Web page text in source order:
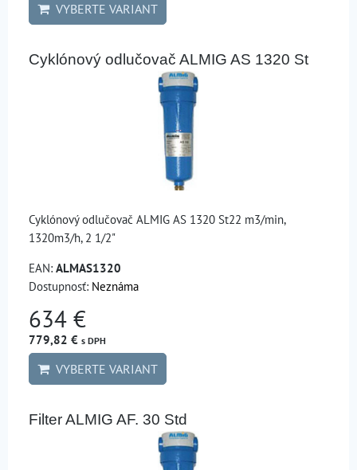
VYBERTE VARIANT
Cyklónový odlučovač ALMIG AS 1320 St
Cyklónový odlučovač ALMIG AS 1320 St22 m3/min,
1320m3/h, 2 1/2"
EAN: ALMAS1320
Dostupnosť: Neznáma
634 €
779,82 € s DPH
VYBERTE VARIANT
Filter ALMIG AF. 30 Std